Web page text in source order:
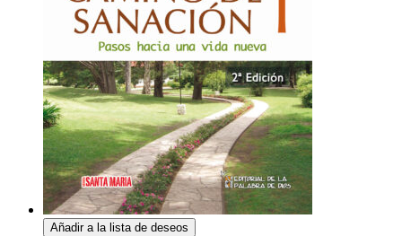
Añadir a la lista de deseos